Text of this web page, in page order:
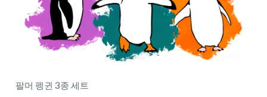
팔머 펭귄 3종 세트